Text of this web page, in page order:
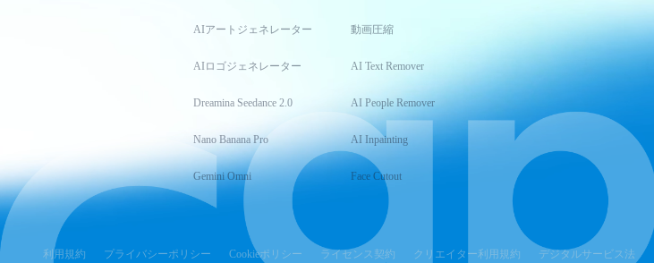
AIアートジェネレーター
AIロゴジェネレーター
Dreamina Seedance 2.0
Nano Banana Pro
Gemini Omni
動画圧縮
AI Text Remover
AI People Remover
AI Inpainting
Face Cutout
利用規約 プライバシーポリシー Cookieポリシー ライセンス契約 クリエイター利用規約 デジタルサービス法